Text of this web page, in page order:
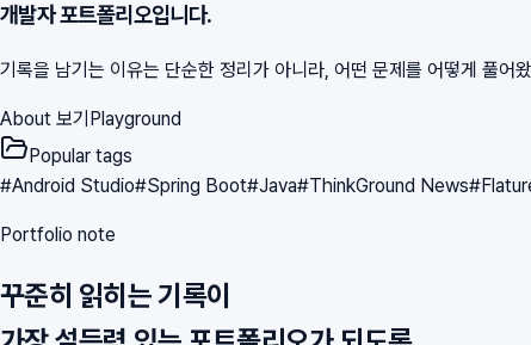
개발자 포트폴리오입니다.
기록을 남기는 이유는 단순한 정리가 아니라, 어떤 문제를 어떻게 풀어
About 보기Playground
Popular tags
#Android Studio#Spring Boot#Java#ThinkGround News#
Portfolio note
꾸준히 읽히는 기록이